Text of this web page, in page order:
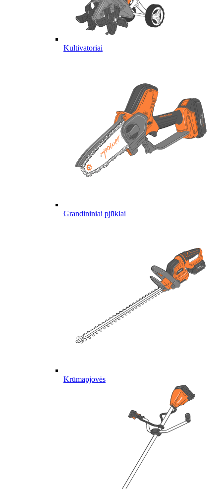
Kultivatoriai
Grandininiai pjūklai
Krūmapjovės